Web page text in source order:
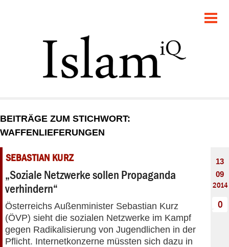
GESELLSCHAFT
STARTSEITE
DEBATTE
PANORAMA
BEITRÄGE ZUM STICHWORT:
WAFFENLIEFERUNGEN
SEBASTIAN KURZ
„Soziale Netzwerke sollen Propaganda
verhindern“
Österreichs Außenminister Sebastian Kurz
(ÖVP) sieht die sozialen Netzwerke im Kampf
gegen Radikalisierung von Jugendlichen in der
Pflicht. Internetkonzerne müssten sich dazu in
13
09
2014
0